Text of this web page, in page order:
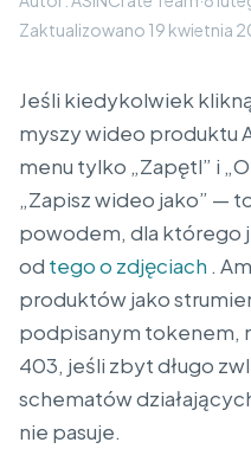
Zaktualizowano 19 kwietnia
Jeśli kiedykolwiek
myszy wideo produktu
menu tylko „Zapętl” i
„Zapisz wideo jako” —
powodem, dla którego
od tego o zdjęciach .
produktów jako
podpisanym tokenem,
403, jeśli zbyt długo
schematów
nie pasuje.